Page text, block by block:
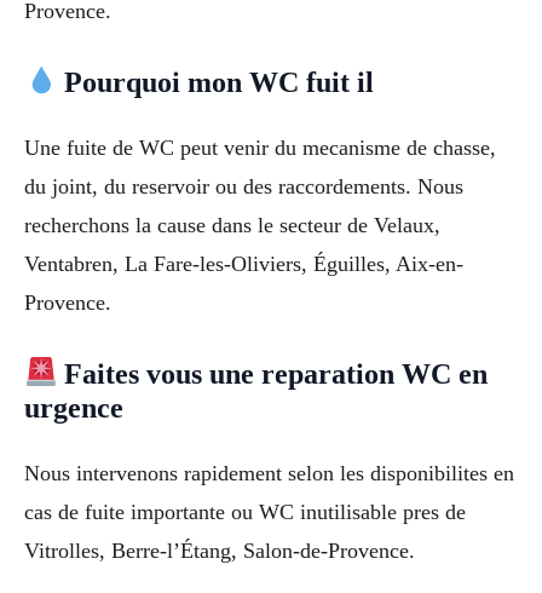
Provence.
Pourquoi mon WC fuit il
Une fuite de WC peut venir du mecanisme de chasse,
du joint, du reservoir ou des raccordements. Nous
recherchons la cause dans le secteur de Velaux,
Ventabren, La Fare-les-Oliviers, Éguilles, Aix-en-
Provence.
Faites vous une reparation WC en
urgence
Nous intervenons rapidement selon les disponibilites en
cas de fuite importante ou WC inutilisable pres de
Vitrolles, Berre-l’Étang, Salon-de-Provence.